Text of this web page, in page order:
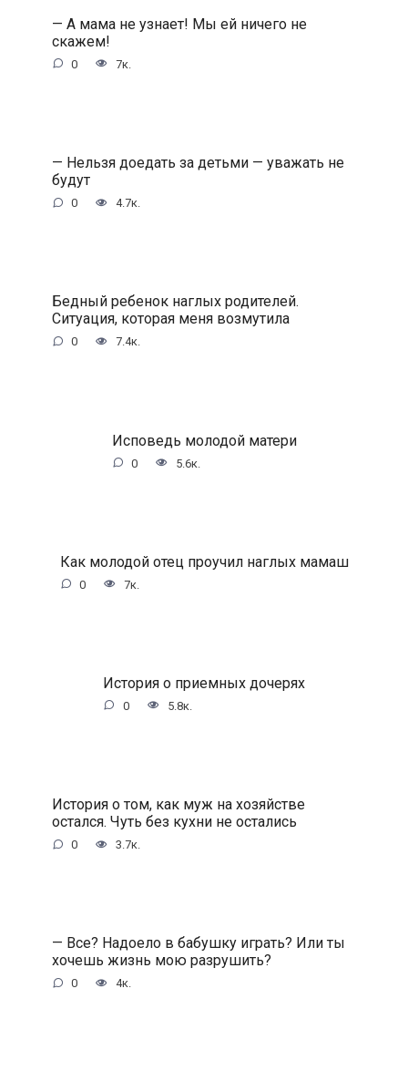
— А мама не узнает! Мы ей ничего не
скажем!
0 7к.
— Нельзя доедать за детьми — уважать не
будут
0 4.7к.
Бедный ребенок наглых родителей.
Ситуация, которая меня возмутила
0 7.4к.
Исповедь молодой матери
0 5.6к.
Как молодой отец проучил наглых мамаш
0 7к.
История о приемных дочерях
0 5.8к.
История о том, как муж на хозяйстве
остался. Чуть без кухни не остались
0 3.7к.
— Все? Надоело в бабушку играть? Или ты
хочешь жизнь мою разрушить?
0 4к.